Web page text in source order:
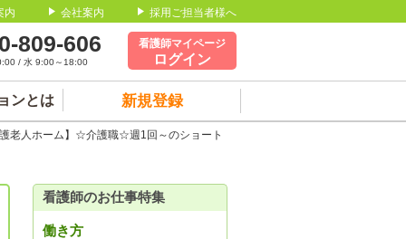
内 会社案内 採用ご担当者様へ
809-606
/ 水 9:00～18:00
看護師マイページ
ログイン
ンとは 新規登録
老人ホーム】☆介護職☆週1回～のショート
看護師のお仕事特集
働き方